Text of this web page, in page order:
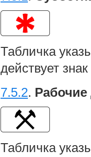
Табличка
действует знак
7.5.2. Рабочие
Табличка